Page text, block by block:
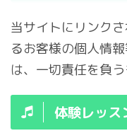
当サイトにリンク
るお客様の個人情
は、一切責任を負う
体験レッス